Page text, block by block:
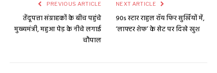
PREVIOUS ARTICLE
तेंदूपत्ता संग्राहकों के बीच पहुंचे
मुख्यमंत्री, महुआ पेड़ के नीचे लगाई
चौपाल
NEXT ARTICLE
90s स्टार राहुल रॉय फिर सुर्खियों में,
‘लाफ्टर शेफ’ के सेट पर दिखे खुश